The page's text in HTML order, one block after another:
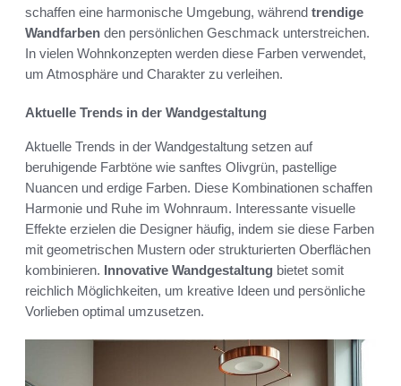
schaffen eine harmonische Umgebung, während trendige
Wandfarben den persönlichen Geschmack unterstreichen.
In vielen Wohnkonzepten werden diese Farben verwendet,
um Atmosphäre und Charakter zu verleihen.
Aktuelle Trends in der Wandgestaltung
Aktuelle Trends in der Wandgestaltung setzen auf
beruhigende Farbtöne wie sanftes Olivgrün, pastellige
Nuancen und erdige Farben. Diese Kombinationen schaffen
Harmonie und Ruhe im Wohnraum. Interessante visuelle
Effekte erzielen die Designer häufig, indem sie diese Farben
mit geometrischen Mustern oder strukturierten Oberflächen
kombinieren. Innovative Wandgestaltung bietet somit
reichlich Möglichkeiten, um kreative Ideen und persönliche
Vorlieben optimal umzusetzen.